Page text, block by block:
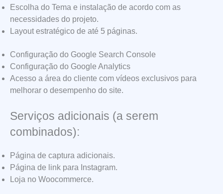
Escolha do Tema e instalação de acordo com as
necessidades do projeto.
Layout estratégico de até 5 páginas.
Configuração do Google Search Console
Configuração do Google Analytics
Acesso a área do cliente com vídeos exclusivos para
melhorar o desempenho do site.
Serviços adicionais (a serem
combinados):
Página de captura adicionais.
Página de link para Instagram.
Loja no Woocommerce.